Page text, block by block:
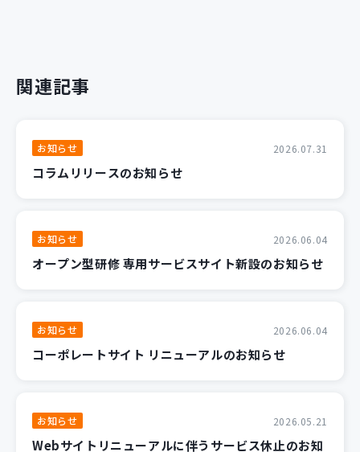
関連記事
お知らせ 2026.07.31
コラムリリースのお知らせ
お知らせ 2026.06.04
オープン型研修 専用サービスサイト新設のお知らせ
お知らせ 2026.06.04
コーポレートサイト リニューアルのお知らせ
お知らせ 2026.05.21
Webサイトリニューアルに伴うサービス休止のお知